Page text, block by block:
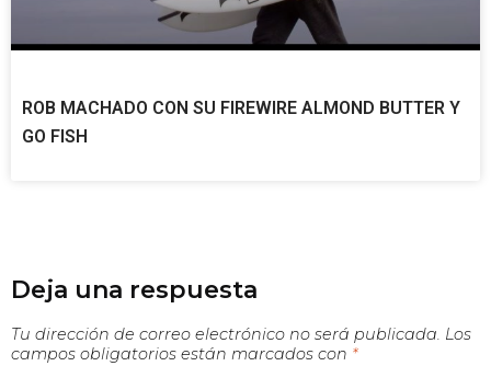
ROB MACHADO CON SU FIREWIRE ALMOND BUTTER Y
GO FISH
Deja una respuesta
Tu dirección de correo electrónico no será publicada. Los
campos obligatorios están marcados con *